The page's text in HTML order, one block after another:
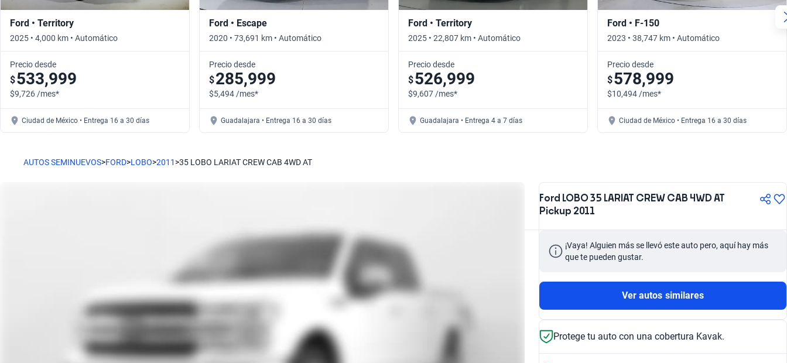
Ford • Territory
2025 • 4,000 km • Automático
Precio desde
$533,999
$9,726 /mes*
Ciudad de México • Entrega 16 a 30 días
Ford • Escape
2020 • 73,691 km • Automático
Precio desde
$285,999
$5,494 /mes*
Guadalajara • Entrega 16 a 30 días
Ford • Territory
2025 • 22,807 km • Automático
Precio desde
$526,999
$9,607 /mes*
Guadalajara • Entrega 4 a 7 días
Ford • F-150
2023 • 38,747 km • Automático
Precio desde
$578,999
$10,494 /mes*
Ciudad de México • Entrega 16 a 30 días
AUTOS SEMINUEVOS>FORD>LOBO>2011 >35 LOBO LARIAT CREW CAB 4WD AT
Ford LOBO 35 LARIAT CREW CAB 4WD AT
Pickup 2011
¡Vaya! Alguien más se llevó este auto pero, aquí hay más
que te pueden gustar.
Ver autos similares
Protege tu auto con una cobertura Kavak.